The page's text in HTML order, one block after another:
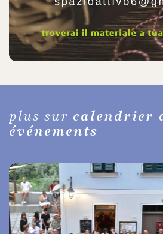
plus sur calendrier
événements